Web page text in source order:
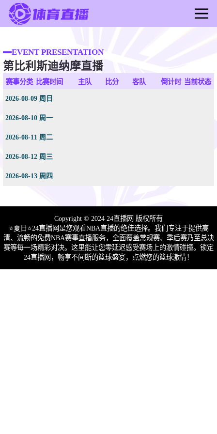
足球直播
篮球直播
足球录像
篮球新闻
EVENT PRESENTATION
第比利斯迪纳摩直播
赛事分类 比赛时间 主队 比分 客队 倒计时 当前状态
2026-08-09 周日
2026-08-10 周一
2026-08-11 周二
2026-08-12 周三
2026-08-13 周四
Copyright © 2024 24直播网 版权所有
⭐️夏日⭐24直播网是您观看NBA直播的绝佳选择。我们专注于提供高
清、流畅的免费NBA赛事直播服务，全面覆盖常规赛、季后赛乃至总决
赛等每一场精彩对决。这里能让您零延迟感受赛场上的激情碰撞。锁定
24直播网，畅享不间断的篮球盛宴，点燃您的篮球激情！